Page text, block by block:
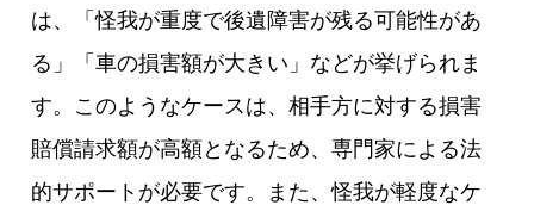
は、「怪我が重度で後遺障害が残る可能性があ
る」「車の損害額が大きい」などが挙げられま
す。このようなケースは、相手方に対する損害
賠償請求額が高額となるため、専門家による法
的サポートが必要です。また、怪我が軽度なケ